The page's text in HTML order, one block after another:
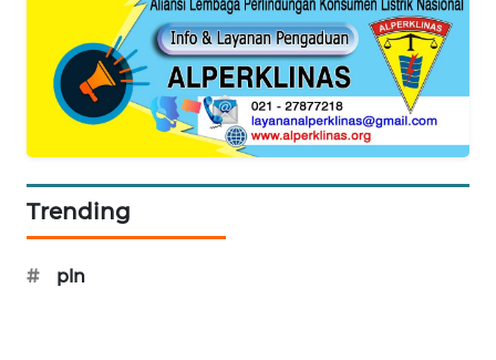
Trending
# pln
WN
MAJALENGKA
WN
SUBANG
WN
SUKABUMI